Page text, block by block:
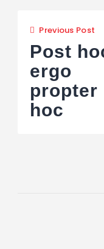
Previous Post
Post
ergo
propter
hoc